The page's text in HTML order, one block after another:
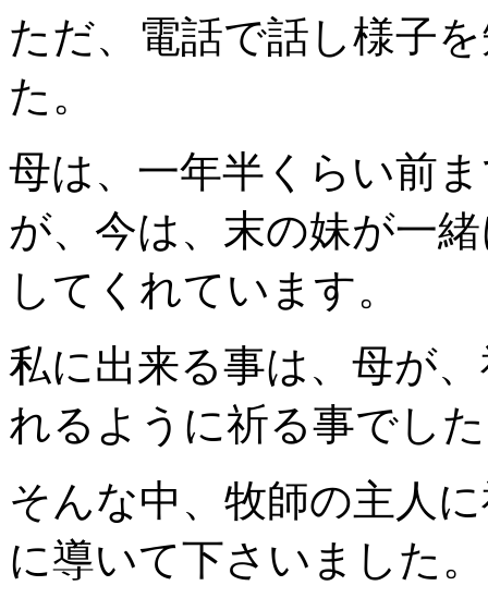
ただ、電話で話し様子
た。
母は、一年半くらい前
が、今は、末の妹が一
してくれています。
私に出来る事は、母が
れるように祈る事でし
そんな中、牧師の主人
に導いて下さいました。